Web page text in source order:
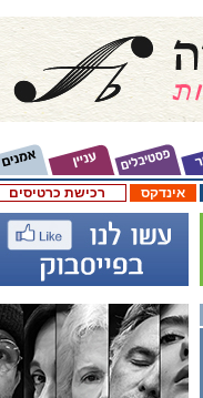
רכישת כרטיסים אינדקס